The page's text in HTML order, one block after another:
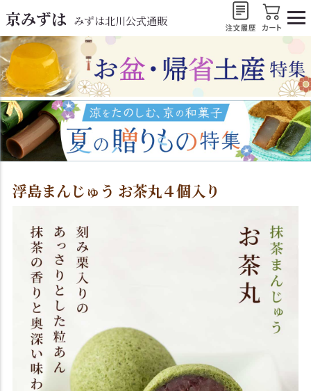
京みずは みずは北川公式通販
浮島まんじゅう お茶丸４個入り